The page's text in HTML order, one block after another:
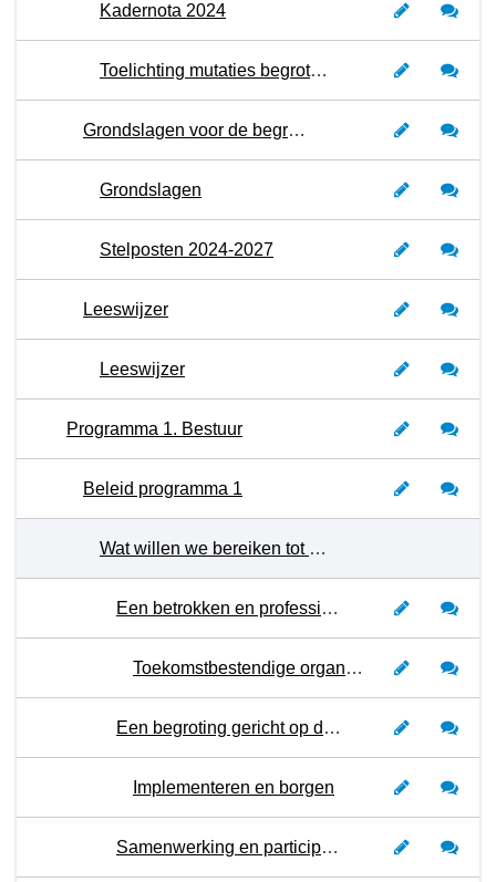
Kadernota 2024
Toelichting mutaties begroting 2024-2027 tussen kadernota en begroting
Grondslagen voor de begroting 2024 en de meerjarenraming 2025 tot 2027
Grondslagen
Stelposten 2024-2027
Leeswijzer
Leeswijzer
Programma 1. Bestuur
Beleid programma 1
Wat willen we bereiken tot en met 2027?
Een betrokken en professionele ambtelijke organisatie
Toekomstbestendige organisatie
Een begroting gericht op de toekomst
Implementeren en borgen
Samenwerking en participatie